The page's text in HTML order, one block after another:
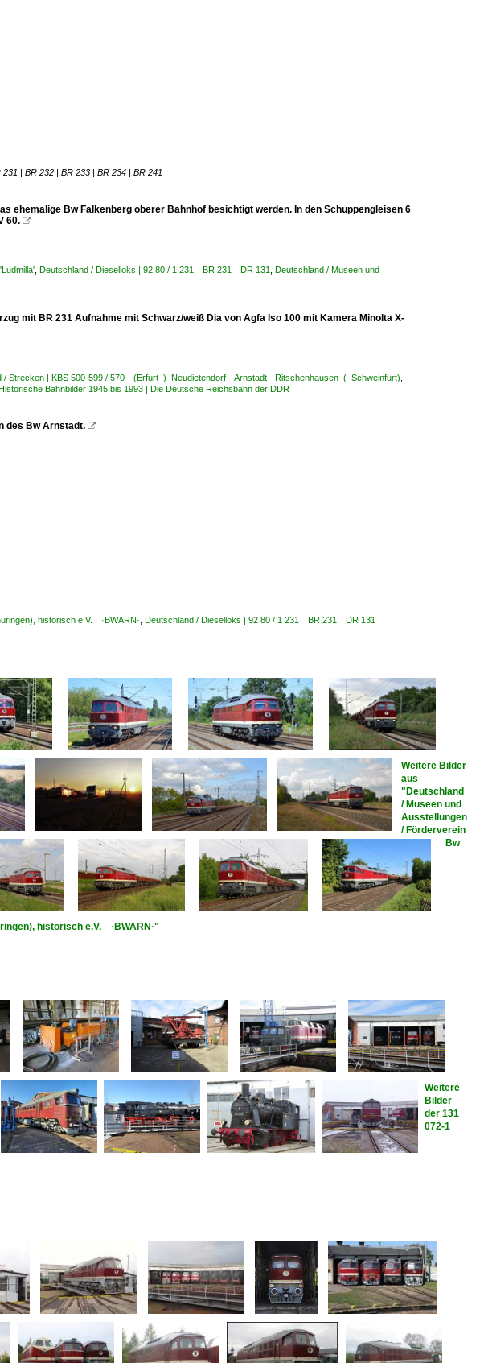
231 | BR 232 | BR 233 | BR 234 | BR 241
ehemalige Bw Falkenberg oberer Bahnhof besichtigt werden. In den Schuppengleisen 6
60. 
Deutschland / Dieselloks | 92 80 / 1 231 BR 231 DR 131
Deutschland / Museen und
mit BR 231 Aufnahme mit Schwarz/weiß Dia von Agfa Iso 100 mit Kamera Minolta X-
/ Strecken | KBS 500-599 / 570 (Erfurt–) Neudietendorf – Arnstadt – Ritschenhausen (–Schweinfurt)
Bahnbilder 1945 bis 1993 | Die Deutsche Reichsbahn der DDR
des Bw Arnstadt. 
historisch e.V. ·BWARN· Deutschland / Dieselloks | 92 80 / 1 231 BR 231 DR 131
Weitere Bilder
aus
"Deutschland
/ Museen und
Ausstellungen
/ Förderverein
Bw
historisch e.V. ·BWARN·"
Weitere
Bilder
der 131
072-1